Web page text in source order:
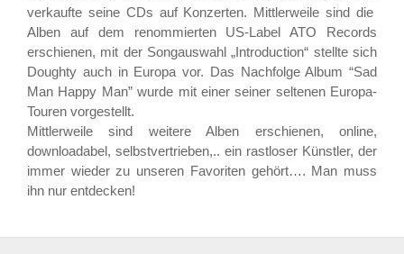
verkaufte seine CDs auf Konzerten. Mittlerweile sind die
Alben auf dem renommierten US-Label ATO Records
erschienen, mit der Songauswahl „Introduction“ stellte sich
Doughty auch in Europa vor. Das Nachfolge Album “Sad
Man Happy Man” wurde mit einer seiner seltenen Europa-
Touren vorgestellt.
Mittlerweile sind weitere Alben erschienen, online,
downloadabel, selbstvertrieben,.. ein rastloser Künstler, der
immer wieder zu unseren Favoriten gehört…. Man muss
ihn nur entdecken!